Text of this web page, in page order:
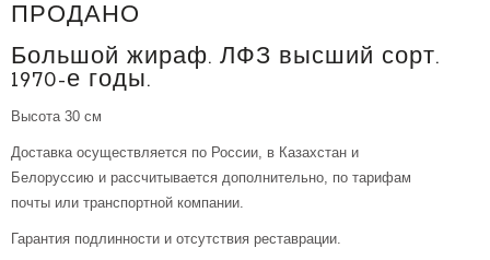
ПРОДАНО
Большой жираф. ЛФЗ высший сорт.
1970-е годы.
Высота 30 см
Доставка осуществляется по России, в Казахстан и
Белоруссию и рассчитывается дополнительно, по тарифам
почты или транспортной компании.
Гарантия подлинности и отсутствия реставрации.